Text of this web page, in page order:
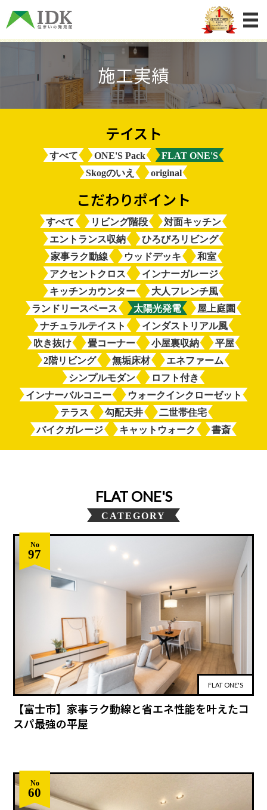
施工実績
すべて ONE'S Pack
FLAT ONE'S
Skogのいえ
original
すべて リビング階段
対面キッチン
エントランス収納
ひろびろリビング
家事ラク動線
ウッドデッキ
和室
アクセントクロス
インナーガレージ
キッチンカウンター
大人フレンチ風
ランドリースペース
太陽光発電
屋上庭園
ナチュラルテイスト
インダストリアル風
吹き抜け
畳コーナー 小屋裏収納
平屋
2階リビング
無垢床材
エネファーム
シンプルモダン
ロフト付き
インナーバルコニー
ウォークインクローゼット
テラス
勾配天井
二世帯住宅
バイクガレージ
キャットウォーク 書斎
FLAT ONE'S
CATEGORY
No
97
FLAT ONE'S
【富士市】家事ラク動線と省エネ性能を叶えたコ
スパ最強の平屋
No
60